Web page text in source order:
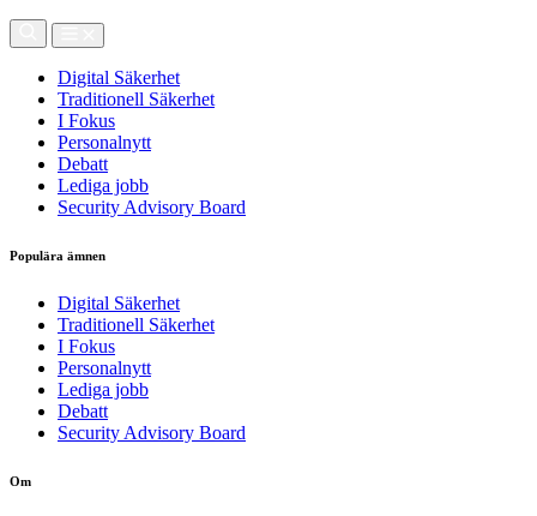
Digital Säkerhet
Traditionell Säkerhet
I Fokus
Personalnytt
Debatt
Lediga jobb
Security Advisory Board
Populära ämnen
Digital Säkerhet
Traditionell Säkerhet
I Fokus
Personalnytt
Lediga jobb
Debatt
Security Advisory Board
Om